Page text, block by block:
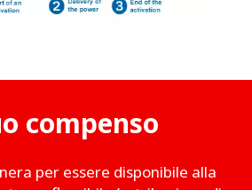
compenso
per essere disponibile alla